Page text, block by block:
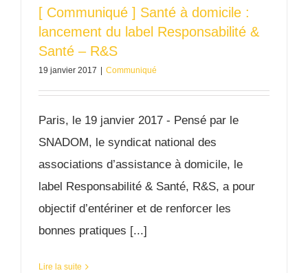
[ Communiqué ] Santé à domicile :
lancement du label Responsabilité &
Santé – R&S
19 janvier 2017 Communiqué
Paris, le 19 janvier 2017 - Pensé par le
SNADOM, le syndicat national des
associations d’assistance à domicile, le
label Responsabilité & Santé, R&S, a pour
objectif d’entériner et de renforcer les
bonnes pratiques [...]
Lire la suite